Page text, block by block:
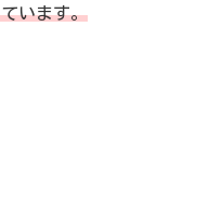
います。